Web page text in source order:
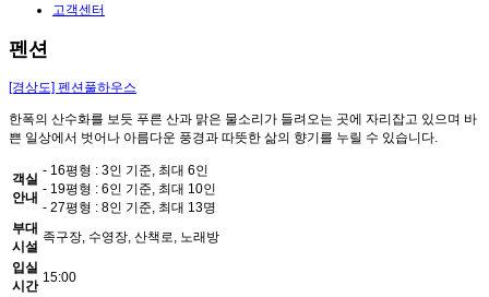
고객센터
펜션
[경상도] 펜션풀하우스
한폭의 산수화를 보듯 푸른 산과 맑은 물소리가 들려오는 곳에 자리잡고 있으며 바
쁜 일상에서 벗어나 아름다운 풍경과 따뜻한 삶의 향기를 누릴 수 있습니다.
객실
안내
- 16평형 : 3인 기준, 최대 6인
- 19평형 : 6인 기준, 최대 10인
- 27평형 : 8인 기준, 최대 13명
부대
시설
족구장, 수영장, 산책로, 노래방
입실
시간
15:00